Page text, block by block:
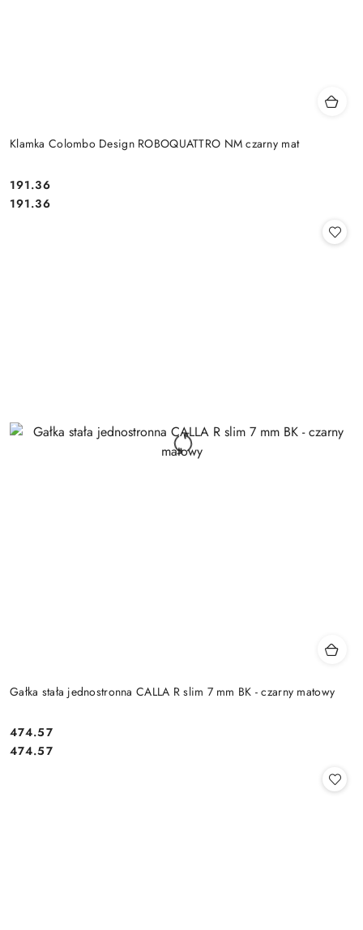
Klamka Colombo Design ROBOQUATTRO NM czarny mat
Cena:
191.36
Cena:
191.36
Gałka stała jednostronna CALLA R slim 7 mm BK - czarny matowy
Cena:
474.57
Cena:
474.57